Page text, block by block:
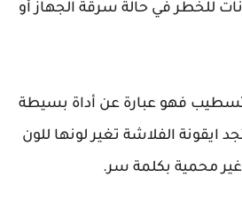
للخطر في حالة سرقة الجهاز أو
تسطيب فهو عبارة عن أداة بسيطة
الفلاشة تغير لونها للون
غير محمية بكلمة سر.